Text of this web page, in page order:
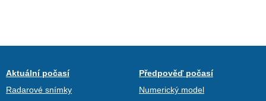
Aktuální počasí
Radarové snímky
Předpověď počasí
Numerický model